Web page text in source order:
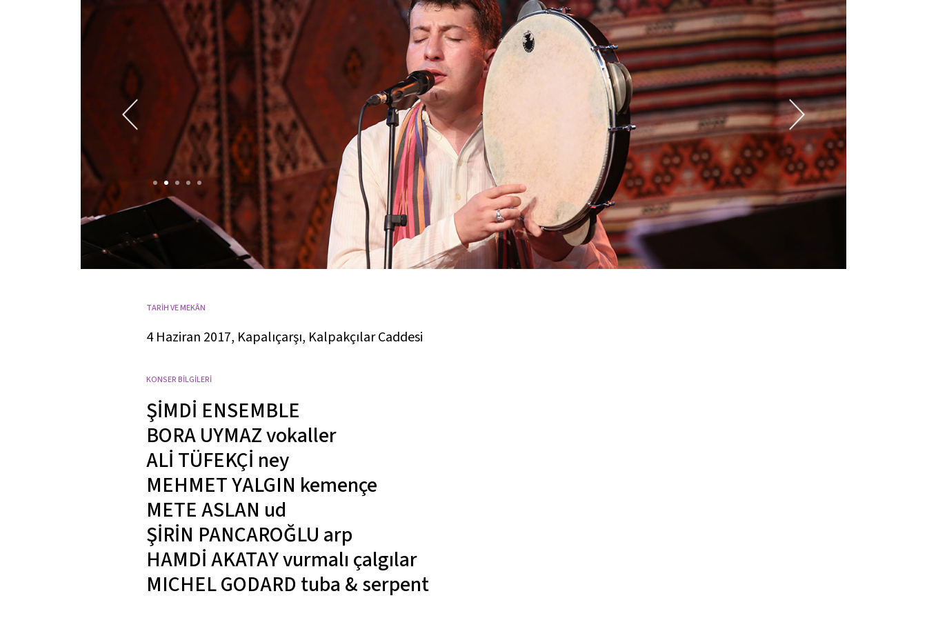
TARİH VE MEKÂN
4 Haziran 2017, Kapalıçarşı, Kalpakçılar Caddesi
KONSER BİLGİLERİ
ŞİMDİ ENSEMBLE
BORA UYMAZvokaller
ALİ TÜFEKÇİ ney
MEHMET YALGIN kemençe
METE ASLAN ud
ŞİRİN PANCAROĞLU arp
HAMDİ AKATAYvurmalı çalgılar
MICHEL GODARD tuba & serpent